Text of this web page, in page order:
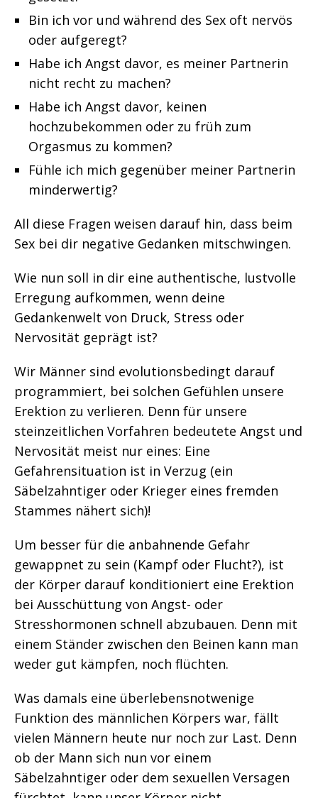
Bin ich vor und während des Sex oft nervös
oder aufgeregt?
Habe ich Angst davor, es meiner Partnerin
nicht recht zu machen?
Habe ich Angst davor, keinen
hochzubekommen oder zu früh zum
Orgasmus zu kommen?
Fühle ich mich gegenüber meiner Partnerin
minderwertig?
All diese Fragen weisen darauf hin, dass beim
Sex bei dir negative Gedanken mitschwingen.
Wie nun soll in dir eine authentische, lustvolle
Erregung aufkommen, wenn deine
Gedankenwelt von Druck, Stress oder
Nervosität geprägt ist?
Wir Männer sind evolutionsbedingt darauf
programmiert, bei solchen Gefühlen unsere
Erektion zu verlieren. Denn für unsere
steinzeitlichen Vorfahren bedeutete Angst und
Nervosität meist nur eines: Eine
Gefahrensituation ist in Verzug (ein
Säbelzahntiger oder Krieger eines fremden
Stammes nähert sich)!
Um besser für die anbahnende Gefahr
gewappnet zu sein (Kampf oder Flucht?), ist
der Körper darauf konditioniert eine Erektion
bei Ausschüttung von Angst- oder
Stresshormonen schnell abzubauen. Denn mit
einem Ständer zwischen den Beinen kann man
weder gut kämpfen, noch flüchten.
Was damals eine überlebensnotwenige
Funktion des männlichen Körpers war, fällt
vielen Männern heute nur noch zur Last. Denn
ob der Mann sich nun vor einem
Säbelzahntiger oder dem sexuellen Versagen